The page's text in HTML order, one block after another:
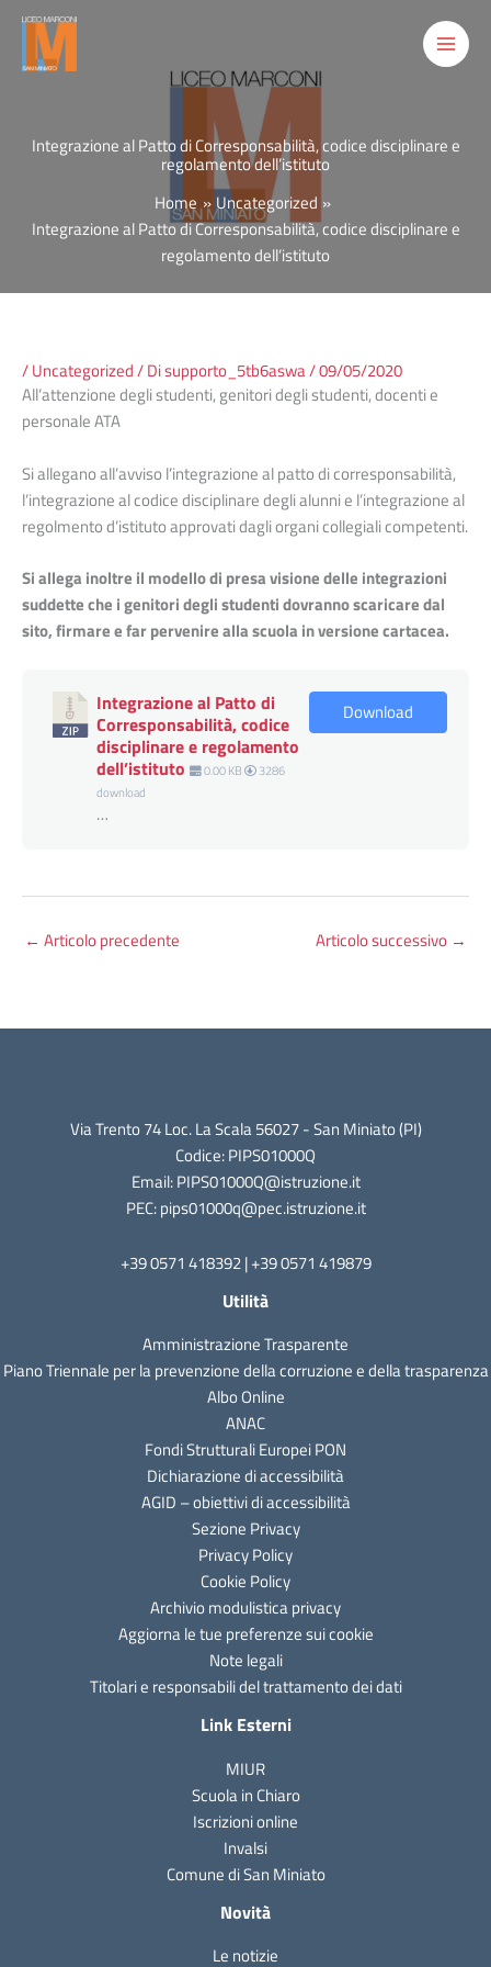
contenuto
Integrazione al Patto di Corresponsabilità, codice disciplinare e
regolamento dell’istituto
Home
Uncategorized
Integrazione al Patto di Corresponsabilità, codice disciplinare e
regolamento dell’istituto
/Uncategorized/ Disupporto_5tb6aswa/09/05/2020
All’attenzione degli studenti, genitori degli studenti, docenti e
personale ATA
Si allegano all’avviso l’integrazione al patto di corresponsabilità,
l’integrazione al codice disciplinare degli alunni e l’integrazione al
regolmento d’istituto approvati dagli organi collegiali competenti.
Si allega inoltre il modello di presa visione delle integrazioni
suddette che i genitori degli studenti dovranno scaricare dal
sito, firmare e far pervenire alla scuola in versione cartacea.
Integrazione al Patto di
Corresponsabilità, codice
disciplinare e regolamento
dell’istituto
0.00 KB
3286
download
…
Download
← Articolo precedente Articolo successivo →
Via Trento 74 Loc. La Scala 56027 - San Miniato (PI)
Codice: PIPS01000Q
Email: PIPS01000Q@istruzione.it
PEC: pips01000q@pec.istruzione.it
+39 0571 418392 | +39 0571 419879
Utilità
Amministrazione Trasparente
Piano Triennale per la prevenzione della corruzione e della trasparenza
Albo Online
ANAC
Fondi Strutturali Europei PON
Dichiarazione di accessibilità
AGID – obiettivi di accessibilità
Sezione Privacy
Privacy Policy
Cookie Policy
Archivio modulistica privacy
Aggiorna le tue preferenze sui cookie
Note legali
Titolari e responsabili del trattamento dei dati
Link Esterni
MIUR
Scuola in Chiaro
Iscrizioni online
Invalsi
Comune di San Miniato
Novità
Le notizie